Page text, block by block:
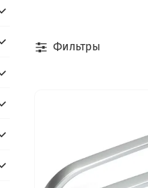
Фильтры